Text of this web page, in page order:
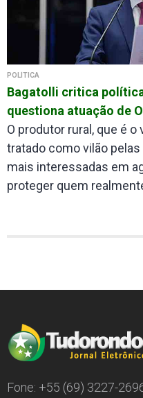
POLÍTICA
Bagatolli critica
questiona atuação de
O produtor rural, que é
tratado como vilão
mais interessadas em
proteger quem
Fone: +55 (69) 3227-